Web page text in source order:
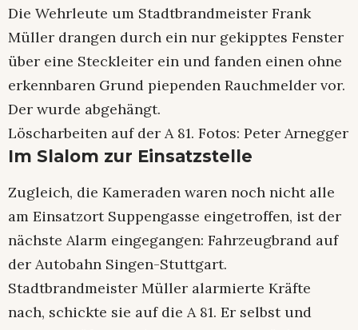
Die Wehrleute um Stadtbrandmeister Frank
Müller drangen durch ein nur gekipptes Fenster
über eine Steckleiter ein und fanden einen ohne
erkennbaren Grund piependen Rauchmelder vor.
Der wurde abgehängt.
Löscharbeiten auf der A 81. Fotos: Peter Arnegger
Im Slalom zur Einsatzstelle
Zugleich, die Kameraden waren noch nicht alle
am Einsatzort Suppengasse eingetroffen, ist der
nächste Alarm eingegangen: Fahrzeugbrand auf
der Autobahn Singen-Stuttgart.
Stadtbrandmeister Müller alarmierte Kräfte
nach, schickte sie auf die A 81. Er selbst und